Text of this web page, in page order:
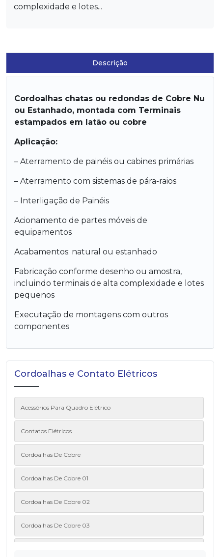
complexidade e lotes...
Descrição
Cordoalhas chatas ou redondas de Cobre Nu
ou Estanhado, montada com Terminais
estampados em latão ou cobre
Aplicação:
– Aterramento de painéis ou cabines primárias
– Aterramento com sistemas de pára-raios
– Interligação de Painéis
Acionamento de partes móveis de
equipamentos
Acabamentos: natural ou estanhado
Fabricação conforme desenho ou amostra,
incluindo terminais de alta complexidade e lotes
pequenos
Executação de montagens com outros
componentes
Cordoalhas e Contato Elétricos
Acessórios Para Quadro Elétrico
Contatos Elétricos
Cordoalhas De Cobre
Cordoalhas De Cobre 01
Cordoalhas De Cobre 02
Cordoalhas De Cobre 03